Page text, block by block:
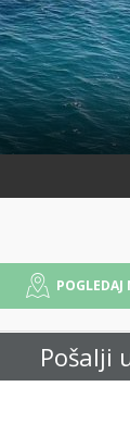
POGLEDAJ
Pošalji